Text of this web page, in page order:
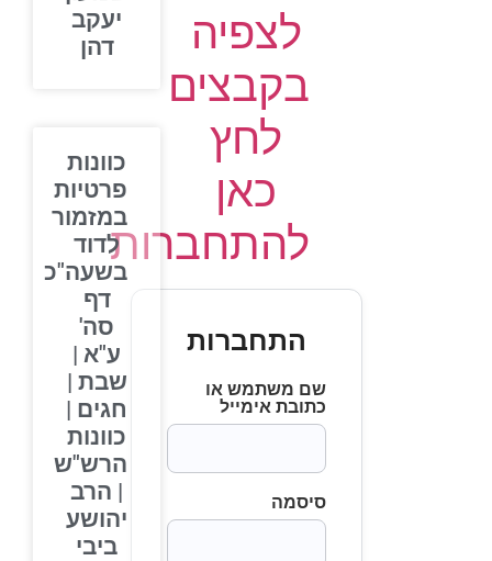
לצפיה
בקבצים
לחץ
כאן
להתחברות
התחברות
שם משתמש או
כתובת אימייל
סיסמה
יעקב
דהן
כוונות
פרטיות
במזמור
לדוד
בשעה"כ
דף
סה'
ע"א |
שבת |
חגים |
כוונות
הרש"ש
| הרב
יהושע
ביבי